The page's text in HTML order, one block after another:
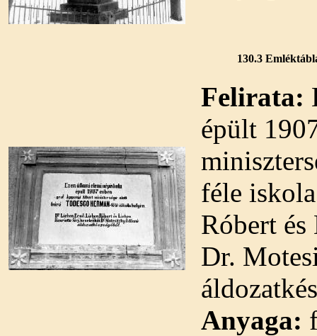
130.3
Felirata:
épült
féle
Róbert
Dr.
Anyaga: